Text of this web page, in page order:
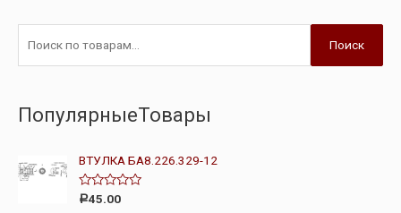
Поиск
ПопулярныеТовары
ВТУЛКА БА8.226.329-12
О
Р45.00